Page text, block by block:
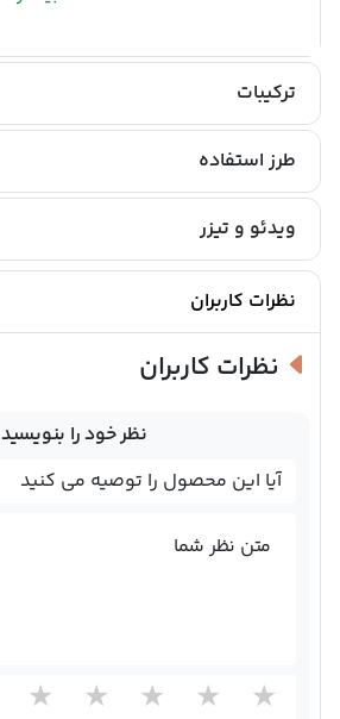
ترکیبات
طرز استفاده
ویدئو و تیزر
نظرات کاربران
نظرات کاربران
نظر خود را بنویسید
متن نظر شما